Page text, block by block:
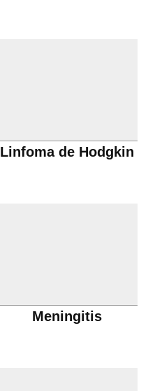
Linfoma de Hodgkin
Meningitis